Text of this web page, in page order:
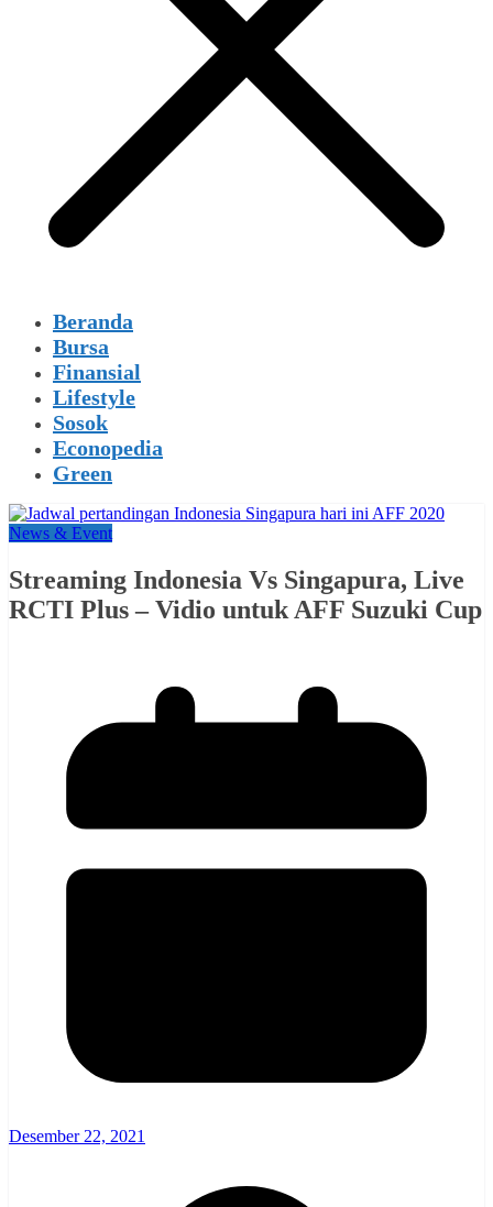
Beranda
Bursa
Finansial
Lifestyle
Sosok
Econopedia
Green
News & Event
Streaming Indonesia Vs Singapura, Live
RCTI Plus – Vidio untuk AFF Suzuki Cup
Desember 22, 2021